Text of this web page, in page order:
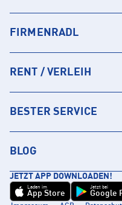
FIRMENRADL
RENT / VERLEIH
BESTER SERVICE
BLOG
JETZT APP DOWNLOADEN!
Laden im
App Store
Jetzt bei
Google